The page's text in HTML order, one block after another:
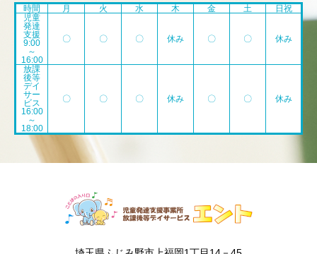
時間 月 火 水 木 金 土
日祝
児童
発達
支援
9:00
～
16:00
〇 〇 〇 休み 〇 〇 休み
放課
後等
デイ
サー
ビス
16:00
～
18:00
〇 〇 〇 休み 〇 〇 休み